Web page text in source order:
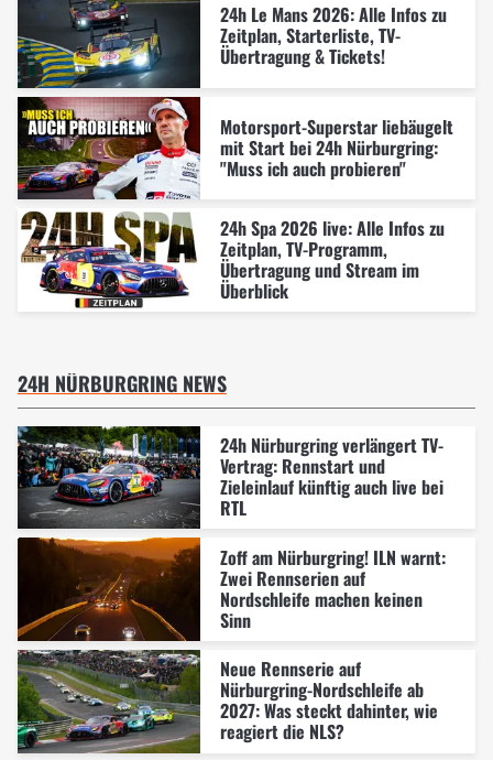
24h Le Mans 2026: Alle Infos zu
Zeitplan, Starterliste, TV-
Übertragung & Tickets!
Motorsport-Superstar liebäugelt
mit Start bei 24h Nürburgring:
"Muss ich auch probieren"
24h Spa 2026 live: Alle Infos zu
Zeitplan, TV-Programm,
Übertragung und Stream im
Überblick
24H NÜRBURGRING NEWS
24h Nürburgring verlängert TV-
Vertrag: Rennstart und
Zieleinlauf künftig auch live bei
RTL
Zoff am Nürburgring! ILN warnt:
Zwei Rennserien auf
Nordschleife machen keinen
Sinn
Neue Rennserie auf
Nürburgring-Nordschleife ab
2027: Was steckt dahinter, wie
reagiert die NLS?